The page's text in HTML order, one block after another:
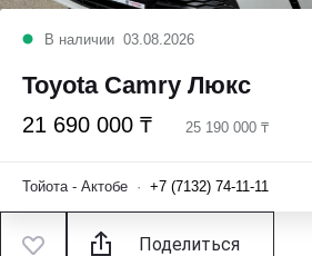
В наличии 03.08.2026
Toyota Camry Люкс
21 690 000 ₸ 25 190 000 ₸
Тойота - Актобе · +7 (7132) 74-11-11
Поделиться